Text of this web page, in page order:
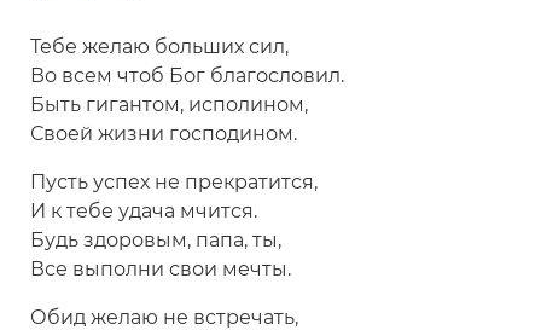
Тебе желаю больших сил,
Во всем чтоб Бог благословил.
Быть гигантом, исполином,
Своей жизни господином.
Пусть успех не прекратится,
И к тебе удача мчится.
Будь здоровым, папа, ты,
Все выполни свои мечты.
Обид желаю не встречать,